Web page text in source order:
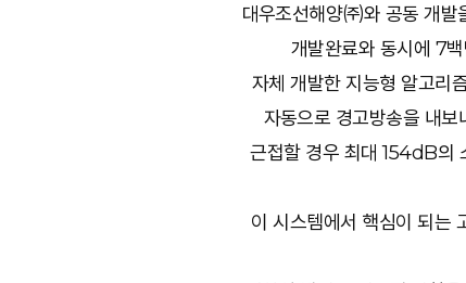
대우조선해양㈜와 공동 개발
개발완료와 동시에 7
자체 개발한 지능형 알고리
자동으로 경고방송을 내
근접할 경우 최대 154dB의
이 시스템에서 핵심이 되는